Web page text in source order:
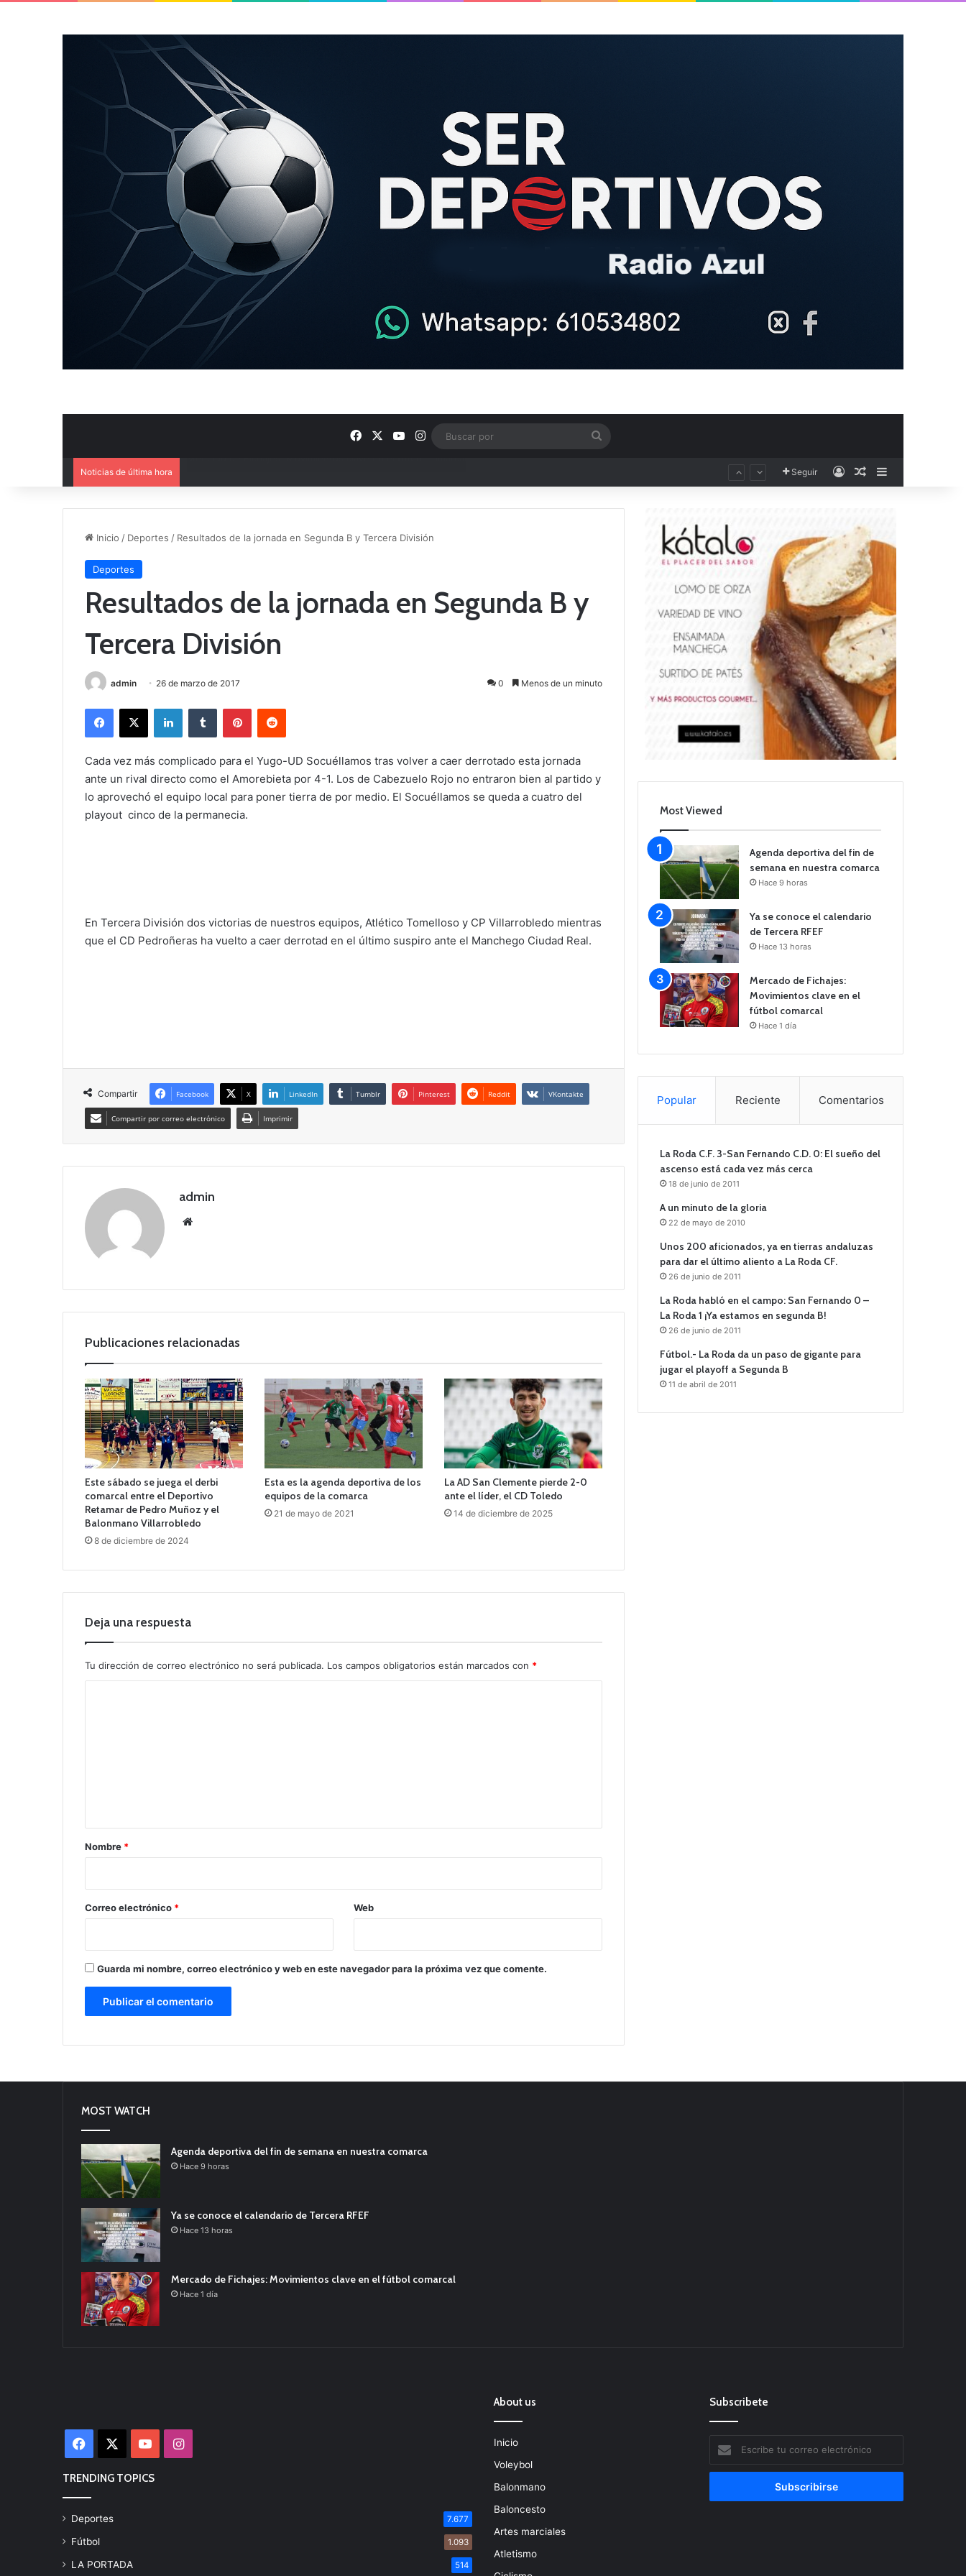
FacebookYouTube
Instagram
Noticias de última hora Seguir AccesoPublicación al
Inicio / Deportes / Resultados de la jornada en Segunda B y Tercera División
Deportes
Resultados de la jornada en Segunda B y
Tercera División
admin 26 de marzo de 2017 0 Menos de un minuto
Cada vez más complicado para el Yugo-UD Socuéllamos tras volver a caer derrotado esta jornada
ante un rival directo como el Amorebieta por 4-1. Los de Cabezuelo Rojo no entraron bien al partido y
lo aprovechó el equipo local para poner tierra de por medio. El Socuéllamos se queda a cuatro del
playout cinco de la permanecia.
En Tercera División dos victorias de nuestros equipos, Atlético Tomelloso y CP Villarrobledo mientras
que el CD Pedroñeras ha vuelto a caer derrotad en el último suspiro ante el Manchego Ciudad Real.
Compartir Facebook X LinkedIn Tumblr Pinterest Reddit VKontakte
Compartir por correo electrónico Imprimir
admin
Publicaciones relacionadas
Este sábado se juega el derbi
comarcal entre el Deportivo
Retamar de Pedro Muñoz y el
Balonmano Villarrobledo
8 de diciembre de 2024
Esta es la agenda deportiva de los
equipos de la comarca
21 de mayo de 2021
La AD San Clemente pierde 2-0
ante el líder, el CD Toledo
14 de diciembre de 2025
Deja una respuesta
Tu dirección de correo electrónico no será publicada. Los campos obligatorios están marcados con *
r
*
Nombre *
Correo electrónico * Web
Guarda mi nombre, correo electrónico y web en este navegador para la próxima vez que comente.
Most Viewed
Agenda deportiva del fin de
semana en nuestra comarca
Hace 9 horas
Ya se conoce el calendario
de Tercera RFEF
Hace 13 horas
Mercado de Fichajes:
Movimientos clave en el
fútbol comarcal
Hace 1 día
Popular Reciente Comentarios
La Roda C.F. 3-San Fernando C.D. 0: El sueño del
ascenso está cada vez más cerca
18 de junio de 2011
A un minuto de la gloria
22 de mayo de 2010
Unos 200 aficionados, ya en tierras andaluzas
para dar el último aliento a La Roda CF.
26 de junio de 2011
La Roda habló en el campo: San Fernando 0 –
La Roda 1 ¡Ya estamos en segunda B!
26 de junio de 2011
Fútbol.- La Roda da un paso de gigante para
jugar el playoff a Segunda B
11 de abril de 2011
MOST WATCH
Agenda deportiva del fin de semana en nuestra comarca
Hace 9 horas
Ya se conoce el calendario de Tercera RFEF
Hace 13 horas
Mercado de Fichajes: Movimientos clave en el fútbol comarcal
Hace 1 día
Facebook YouTubeInstagram
TRENDING TOPICS
Deportes 7.677
Fútbol 1.093
LA PORTADA 514
About us
Inicio
Voleybol
Balonmano
Baloncesto
Artes marciales
Atletismo
Subscribete
tu
correo